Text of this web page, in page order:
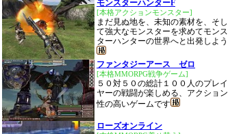
モンスターハンターF
[本格アクションモンスター]
まだ見ぬ地を、未知の素材を、そし
て強大なモンスターを求めてモンス
ターハンターの世界へと出発しよう
ファンタジーアース ゼロ
[本格MMORPG戦争ゲーム]
５０対５０の総計１００人のプレイ
ヤーの戦闘が楽しめる、アクション
性の高いゲームです
ローズオンライン